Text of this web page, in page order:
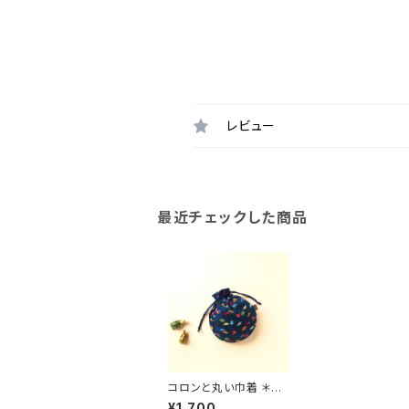
レビュー
最近チェックした商品
コロンと丸い巾着 ＊す
いすい泳ぐ亀さんたち＊